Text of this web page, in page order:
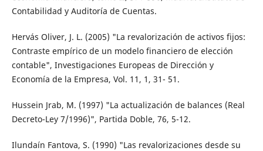
Contabilidad y Auditoría de Cuentas.
Hervás Oliver, J. L. (2005) "La revalorización de activos fijos:
Contraste empírico de un modelo financiero de elección
contable", Investigaciones Europeas de Dirección y
Economía de la Empresa, Vol. 11, 1, 31- 51.
Hussein Jrab, M. (1997) "La actualización de balances (Real
Decreto-Ley 7/1996)", Partida Doble, 76, 5-12.
Ilundaín Fantova, S. (1990) "Las revalorizaciones desde su